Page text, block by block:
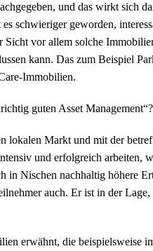
und das wirkt sich
schwieriger geworden,
Sicht vor allem solche
kann. Das zum Beispiel
Immobilien.
guten Asset Management“?
lokalen Markt und mit der
und erfolgreich arbeiten,
in Nischen nachhaltig höhere
auch. Er ist in der
erwähnt, die beispielsweise